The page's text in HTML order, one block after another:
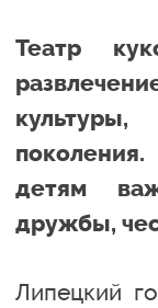
Театр
детям
дружбы,
Липецкий